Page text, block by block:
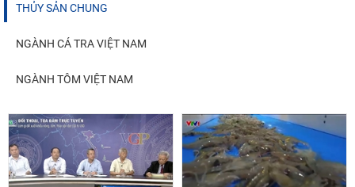
THỦY SẢN CHUNG
NGÀNH CÁ TRA VIỆT NAM
NGÀNH TÔM VIỆT NAM